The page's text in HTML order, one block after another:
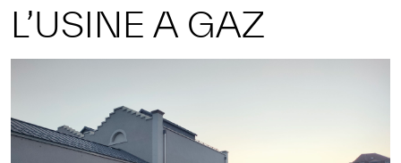
L’USINE A GAZ